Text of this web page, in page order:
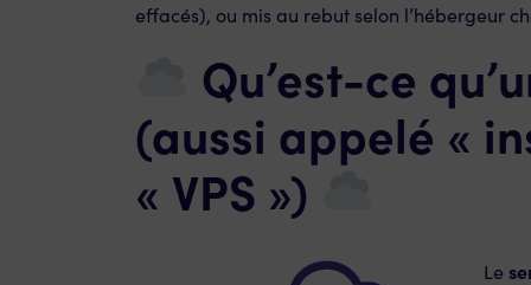
effacés), ou mis au rebut selon l’hébergeur
Qu’est-ce
(aussi appelé «
« VPS »)
Le